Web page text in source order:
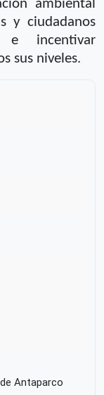
ambiental
y ciudadanos
e incentivar
sus niveles.
Antaparco